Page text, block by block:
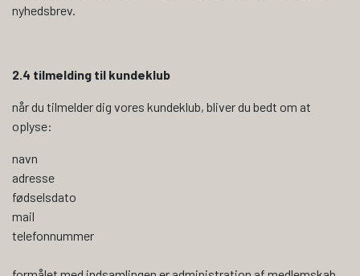
nyhedsbrev.
2.4 tilmelding til kundeklub
når du tilmelder dig vores kundeklub, bliver du bedt om at
oplyse:
navn
adresse
fødselsdato
mail
telefonnummer